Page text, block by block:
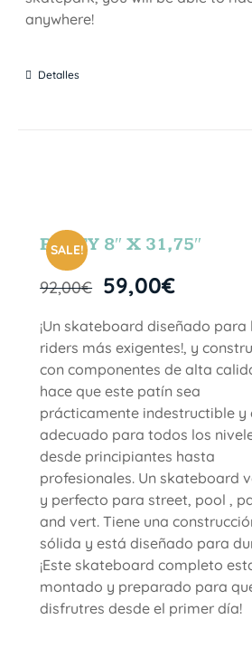
anywhere!
Detalles
SALE!
PARTY 8″ X 31,75″
92,00€ 59,00€
¡Un skateboard diseñado para
riders más exigentes!, y
con componentes de alta
hace que este patín sea
prácticamente indestructible y
adecuado para todos los
desde principiantes hasta
profesionales. Un skateboard
y perfecto para street, pool ,
and vert. Tiene una
sólida y está diseñado para
¡Este skateboard completo
montado y preparado para
disfrutres desde el primer día!